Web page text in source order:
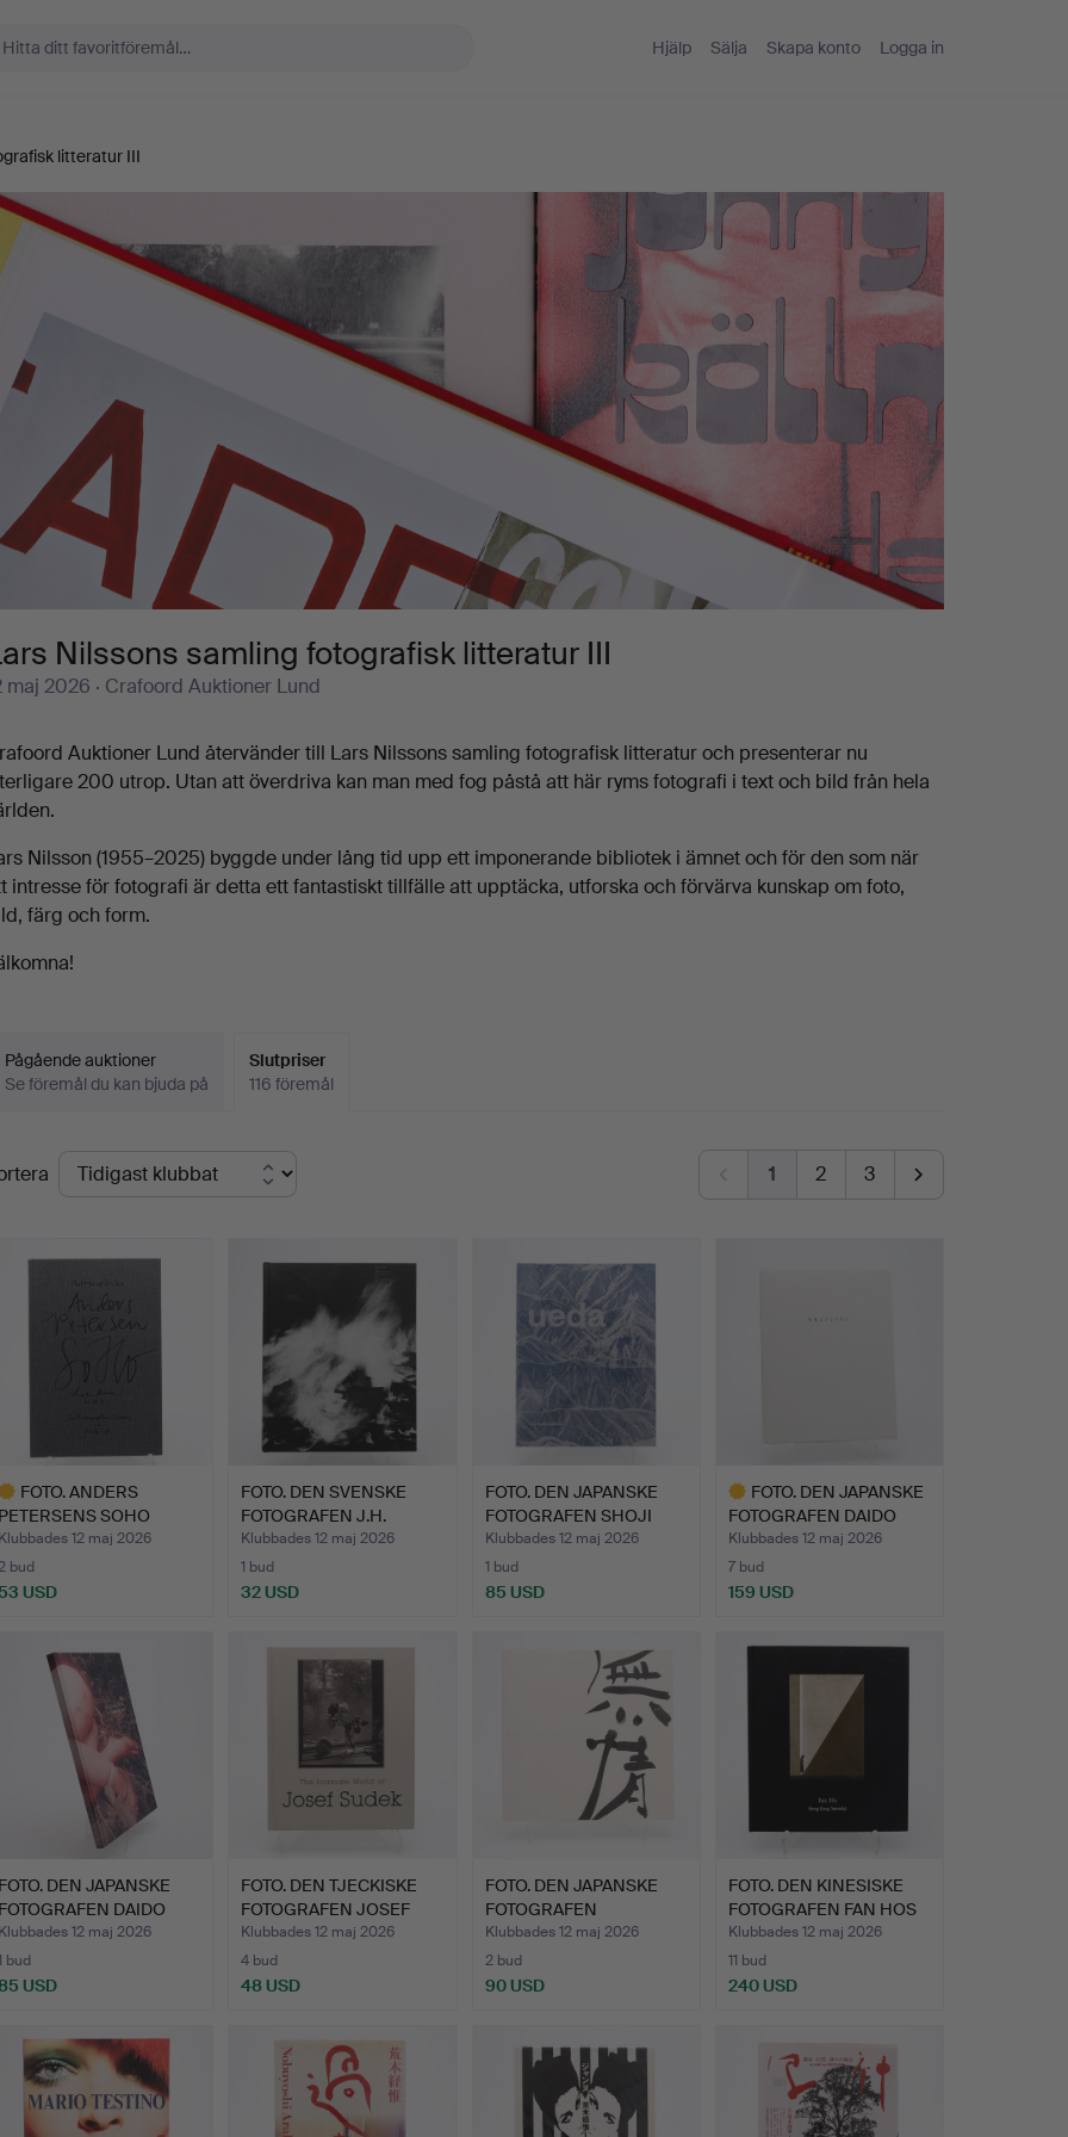
Hjälp Sälja Skapa konto Logga in
litteratur III
Nilssons samling fotografisk litteratur III
maj 2026 · Crafoord Auktioner Lund
Auktioner Lund återvänder till Lars Nilssons samling fotografisk litteratur och presenterar nu
200 utrop. Utan att överdriva kan man med fog påstå att här ryms fotografi i text och bild från hela
Nilsson (1955–2025) byggde under lång tid upp ett imponerande bibliotek i ämnet och för den som när
intresse för fotografi är detta ett fantastiskt tillfälle att upptäcka, utforska och förvärva kunskap om foto,
färg och form.
Pågående auktioner
Se föremål du kan bjuda på
Slutpriser
116 föremål
1 2 3
FOTO. ANDERS
SOHO
MMXII I…
12 maj 2026
bud
USD
FOTO. DEN SVENSKE
FOTOGRAFEN J.H.
ENGSTRÖM…
Klubbades 12 maj 2026
1 bud
32 USD
FOTO. DEN JAPANSKE
FOTOGRAFEN SHOJI
UEDAS …
Klubbades 12 maj 2026
1 bud
85 USD
FOTO. DEN JAPANSKE
FOTOGRAFEN DAIDO
MORIYA…
Klubbades 12 maj 2026
7 bud
159 USD
föremål
DEN JAPANSKE
DAIDO
12 maj 2026
bud
USD
FOTO. DEN TJECKISKE
FOTOGRAFEN JOSEF
SUDEK…
Klubbades 12 maj 2026
4 bud
48 USD
FOTO. DEN JAPANSKE
FOTOGRAFEN
NOBUYOSHI AR…
Klubbades 12 maj 2026
2 bud
90 USD
FOTO. DEN KINESISKE
FOTOGRAFEN FAN HOS
"HO…
Klubbades 12 maj 2026
11 bud
240 USD